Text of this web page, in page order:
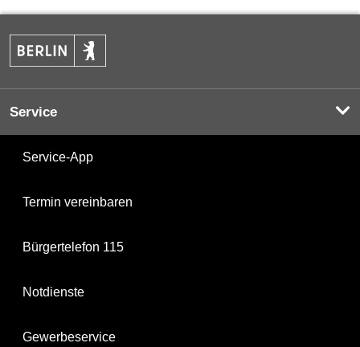
Service
Service-App
Termin vereinbaren
Bürgertelefon 115
Notdienste
Gewerbeservice